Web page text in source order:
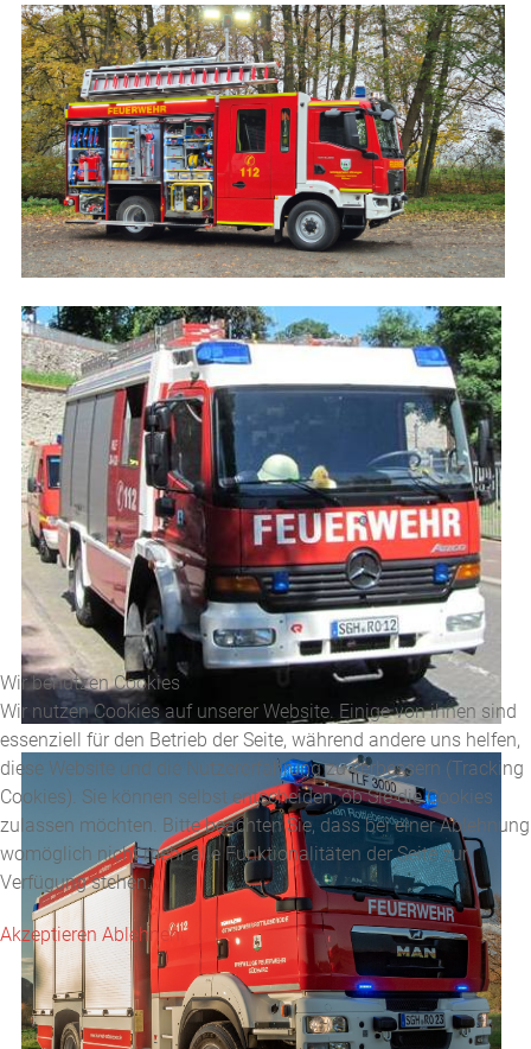
Wir benutzen Cookies
Wir nutzen Cookies auf unserer Website. Einige von ihnen sind
essenziell für den Betrieb der Seite, während andere uns helfen,
diese Website und die Nutzererfahrung zu verbessern (Tracking
Cookies). Sie können selbst entscheiden, ob Sie die Cookies
zulassen möchten. Bitte beachten Sie, dass bei einer Ablehnung
womöglich nicht mehr alle Funktionalitäten der Seite zur
Verfügung stehen.
Akzeptieren Ablehnen